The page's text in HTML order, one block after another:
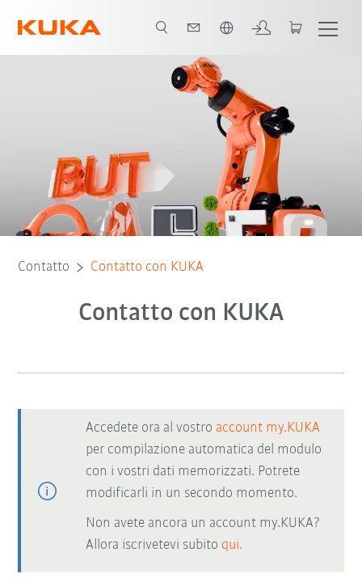
Contatto Contatto con KUKA
Contatto con KUKA
Accedete ora al vostro account my.KUKA
per compilazione automatica del modulo
con i vostri dati memorizzati. Potrete
modificarli in un secondo momento.
Non avete ancora un account my.KUKA?
Allora iscrivetevi subito qui.